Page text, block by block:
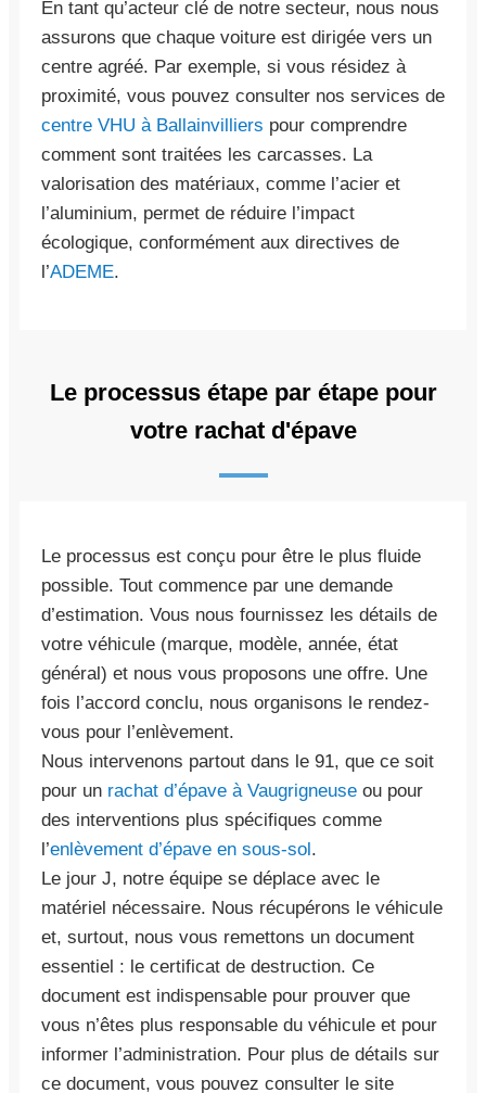
En tant qu’acteur clé de notre secteur, nous nous
assurons que chaque voiture est dirigée vers un
centre agréé. Par exemple, si vous résidez à
proximité, vous pouvez consulter nos services de
centre VHU à Ballainvilliers pour comprendre
comment sont traitées les carcasses. La
valorisation des matériaux, comme l’acier et
l’aluminium, permet de réduire l’impact
écologique, conformément aux directives de
l’ADEME.
Le processus étape par étape pour
votre rachat d'épave
Le processus est conçu pour être le plus fluide
possible. Tout commence par une demande
d’estimation. Vous nous fournissez les détails de
votre véhicule (marque, modèle, année, état
général) et nous vous proposons une offre. Une
fois l’accord conclu, nous organisons le rendez-
vous pour l’enlèvement.
Nous intervenons partout dans le 91, que ce soit
pour un rachat d’épave à Vaugrigneuse ou pour
des interventions plus spécifiques comme
l’enlèvement d’épave en sous-sol.
Le jour J, notre équipe se déplace avec le
matériel nécessaire. Nous récupérons le véhicule
et, surtout, nous vous remettons un document
essentiel : le certificat de destruction. Ce
document est indispensable pour prouver que
vous n’êtes plus responsable du véhicule et pour
informer l’administration. Pour plus de détails sur
ce document, vous pouvez consulter le site